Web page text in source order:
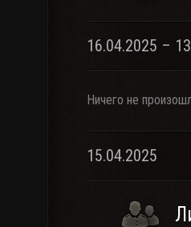
16.04.2025 –
Ничего не
15.04.2025